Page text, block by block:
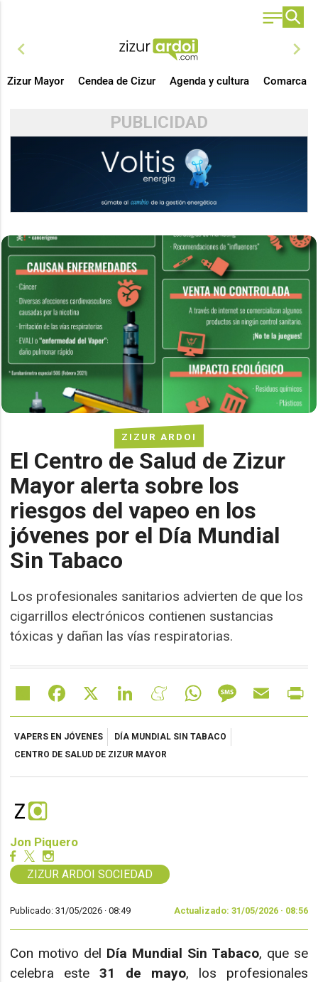
chevron_left chevron_right
Zizur Mayor Cendea de Cizur Agenda y cultura Comarca
PUBLICIDAD
ZIZUR ARDOI
El Centro de Salud de Zizur
Mayor alerta sobre los
riesgos del vapeo en los
jóvenes por el Día Mundial
Sin Tabaco
Los profesionales sanitarios advierten de que los
cigarrillos electrónicos contienen sustancias
tóxicas y dañan las vías respiratorias.
Share Facebook LinkedIn MeneameWhatsAppMessageEmail
VAPERS EN JÓVENES
DÍA MUNDIAL SIN TABACO
CENTRO DE SALUD DE ZIZUR MAYOR
Jon Piquero
ZIZUR ARDOI SOCIEDAD
Publicado: 31/05/2026 ·08:49 Actualizado: 31/05/2026 · 08:56
Con motivo del Día Mundial Sin Tabaco, que se
celebra este31 de mayo, los profesionales